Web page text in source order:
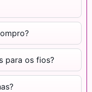
para os fios?